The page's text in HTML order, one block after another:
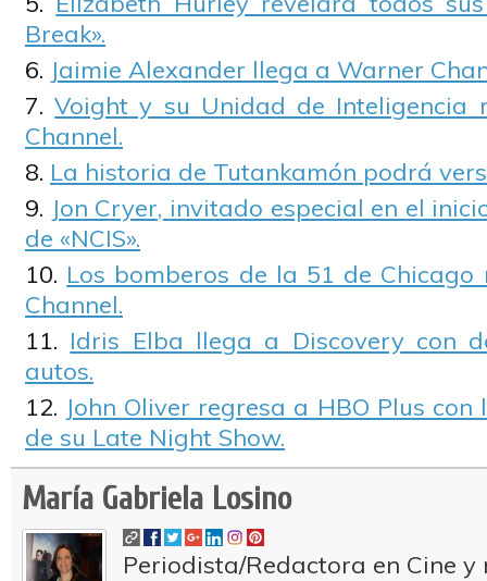
Break».
Jaimie Alexander llega a Warner
Voight y su Unidad de Inteligencia
Channel.
La historia de Tutankamón podrá
Jon Cryer, invitado especial en el
de «NCIS».
Los bomberos de la 51 de
Channel.
Idris Elba llega a Discovery con
autos.
John Oliver regresa a HBO Plus
de su Late Night Show.
María Gabriela Losino
Periodista/Redactora en Cine y